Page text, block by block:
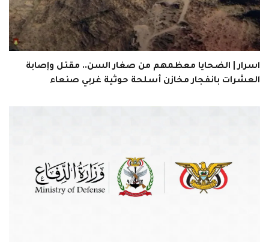
اسرار | الضحايا معظمهم من صغار السن.. مقتل وإصابة
العشرات بانفجار مخازن أسلحة حوثية غربي صنعاء